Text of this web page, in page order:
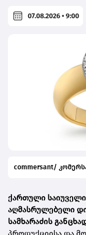
07.08.2026 • 9:00
commersant/
ქართული
აღმასრულებელი
სამხარაძის